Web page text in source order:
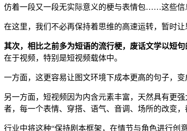
仿着一段又一段无实际意义的梗与表情包……这些信
在这里，我们不必再保持着思维的高速运转，暂时让
其次，相比之前多为短语的流行梗，废话文学以短
在于视频，特别是短视频载体中。
一方面，这更容易让图文环境下成本更高的句子，
另一方面，短视频因为内含元素丰富，天然具有更
者，每一个表情、穿搭、语气、音调、场所的改变，
行业中将这种“保持剧本框架，在情节与角色进行创